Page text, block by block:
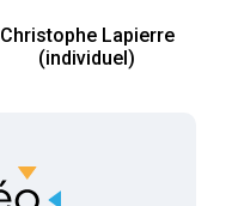
Christophe Lapierre
(individuel)